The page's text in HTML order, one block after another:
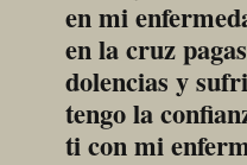
en mi
en la cruz
dolencias y
tengo la
ti con mi